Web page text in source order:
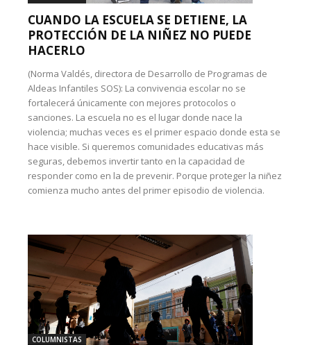
CUANDO LA ESCUELA SE DETIENE, LA
PROTECCIÓN DE LA NIÑEZ NO PUEDE
HACERLO
(Norma Valdés, directora de Desarrollo de Programas de
Aldeas Infantiles SOS): La convivencia escolar no se
fortalecerá únicamente con mejores protocolos o
sanciones. La escuela no es el lugar donde nace la
violencia; muchas veces es el primer espacio donde esta se
hace visible. Si queremos comunidades educativas más
seguras, debemos invertir tanto en la capacidad de
responder como en la de prevenir. Porque proteger la niñez
comienza mucho antes del primer episodio de violencia.
COLUMNISTAS